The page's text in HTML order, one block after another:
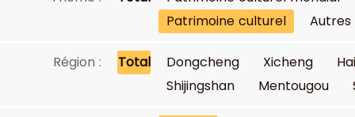
Patrimoine culturel
Autres
Région : Total Dongcheng Xicheng
Shijingshan
Mentougou